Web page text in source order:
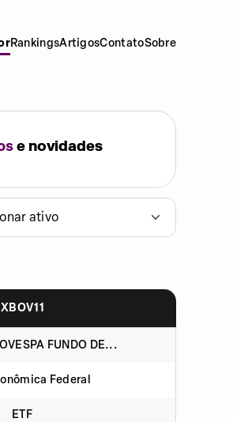
RankingsArtigosContatoSobre
e novidades
ativo
XBOV11
FUNDO DE...
Federal
ETF